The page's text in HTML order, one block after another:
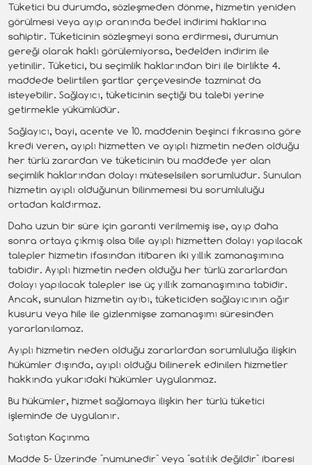
Tüketici bu durumda, sözleşmeden dönme, hizmetin yeniden
görülmesi veya ayıp oranında bedel indirimi haklarına
sahiptir. Tüketicinin sözleşmeyi sona erdirmesi, durumun
gereği olarak haklı görülemiyorsa, bedelden indirim ile
yetinilir. Tüketici, bu seçimlik haklarından biri ile birlikte 4.
maddede belirtilen şartlar çerçevesinde tazminat da
isteyebilir. Sağlayıcı, tüketicinin seçtiği bu talebi yerine
getirmekle yükümlüdür.
Sağlayıcı, bayi, acente ve 10. maddenin beşinci fıkrasına göre
kredi veren, ayıplı hizmetten ve ayıplı hizmetin neden olduğu
her türlü zarardan ve tüketicinin bu maddede yer alan
seçimlik haklarından dolayı müteselsilen sorumludur. Sunulan
hizmetin ayıplı olduğunun bilinmemesi bu sorumluluğu
ortadan kaldırmaz.
Daha uzun bir süre için garanti verilmemiş ise, ayıp daha
sonra ortaya çıkmış olsa bile ayıplı hizmetten dolayı yapılacak
talepler hizmetin ifasından itibaren iki yıllık zamanaşımına
tabidir. Ayıplı hizmetin neden olduğu her türlü zararlardan
dolayı yapılacak talepler ise üç yıllık zamanaşımına tabidir.
Ancak, sunulan hizmetin ayıbı, tüketiciden sağlayıcının ağır
kusuru veya hile ile gizlenmişse zamanaşımı süresinden
yararlanılamaz.
Ayıplı hizmetin neden olduğu zararlardan sorumluluğa ilişkin
hükümler dışında, ayıplı olduğu bilinerek edinilen hizmetler
hakkında yukarıdaki hükümler uygulanmaz.
Bu hükümler, hizmet sağlamaya ilişkin her türlü tüketici
işleminde de uygulanır.
Satıştan Kaçınma
Madde 5- Üzerinde "numunedir" veya "satılık değildir" ibaresi